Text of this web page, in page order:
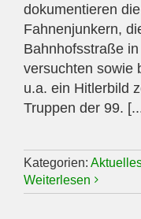
dokumentieren
Fahnenjunkern,
Bahnhofsstraße
versuchten sowie
u.a. ein Hitlerbild
Truppen der 99.
Kategorien:
Weiterlesen